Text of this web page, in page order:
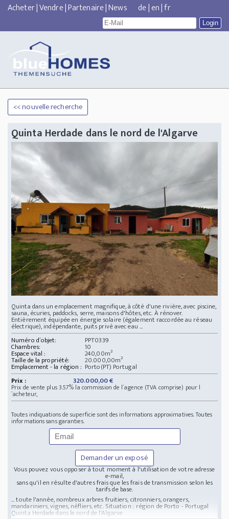
Acheter|Vendre|Partenaire|News de|en|fr
<< nouvelle recherche
Quinta Herdade dans le nord de l'Algarve
Quinta dans un emplacement magnifique, à côté d'une rivière, avec piscine,
sauna, écuries, paddocks, serre, maisons d'hôtes, etc. À rénover.
Entièrement équipée en énergie solaire (également raccordée au réseau
électrique), indépendante, puits privé avec eau ...
Numéro d´objet:
PPT0339
Chambres: 10
Espace vital : 240,00m²
Taille de la propriété: 20.000,00m²
Emplacement - la région : Porto(PT) Portugal
Prix :
320.000,00 €
Prix de vente plus 3.57% la commission de l´agence (TVA comprise) pour l
´acheteur,
Toutes indiquations de superficie sont des informations approximatives. Toutes
informations sans garanties.
Demander un exposé
Vous pouvez vous opposer à tout moment à l'utilisation de votre adresse
e-mail,
sans qu'il en résulte d'autres frais que les frais de transmission selon les
tarifs de base.
... toute l'année, nombreux arbres fruitiers, citronniers, orangers,
mandariniers, vignes, néfliers, etc.Situation : région de Porto - Portugal
Quinta Herdade dans le nord de l'Algarve